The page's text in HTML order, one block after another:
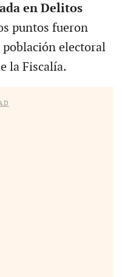
en Delitos
puntos fueron
electoral
la Fiscalía.